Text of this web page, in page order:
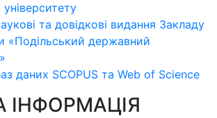
та довідкові видання Закладу
«Подільський державний
даних SCOPUS та Web of Science
ІНФОРМАЦІЯ